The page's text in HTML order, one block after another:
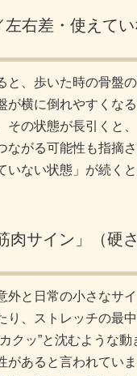
右差・使えて
と、歩いた時の骨盤
が横に倒れやすくな
その状態が長引くと
ながる可能性も指摘
いない状態」が続く
肉サイン」（硬
外と日常の小さなサ
り、ストレッチの最
クッ”と沈むような
があると言われてい